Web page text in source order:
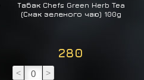
Табак Chefs Green Herb Tea
(Смак зеленого чаю) 100g
280
< >